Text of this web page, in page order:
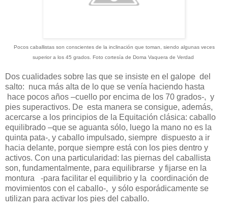
Pocos caballistas son conscientes de la inclinación que toman, siendo algunas veces
superior a los 45 grados. Foto cortesía de Doma Vaquera de Verdad
Dos cualidades sobre las que se insiste en el galope del
salto: nuca más alta de lo que se venía haciendo hasta
hace pocos años –cuello por encima de los 70 grados-, y
pies superactivos. De esta manera se consigue, además,
acercarse a los principios de la Equitación clásica: caballo
equilibrado –que se aguanta sólo, luego la mano no es la
quinta pata-, y caballo impulsado, siempre dispuesto a ir
hacia delante, porque siempre está con los pies dentro y
activos. Con una particularidad: las piernas del caballista
son, fundamentalmente, para equilibrarse y fijarse en la
montura
-para facilitar el equilibrio y la coordinación de
movimientos con el caballo-, y sólo esporádicamente se
utilizan para activar los pies del caballo.